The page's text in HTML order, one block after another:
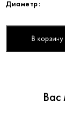
Диаметр:
В корзину
Вас